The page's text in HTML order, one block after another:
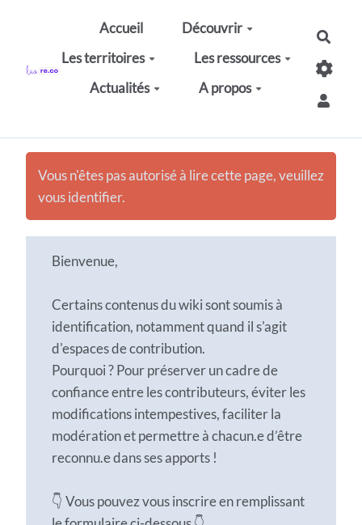
Aller au contenu principal
Accueil
Découvrir
Les territoires
Les ressources
Actualités
A propos
Vous n'êtes pas autorisé à lire cette page, veuillez
vous identifier.
Bienvenue,
Certains contenus du wiki sont soumis à
identification, notamment quand il s'agit
d'espaces de contribution.
Pourquoi ? Pour préserver un cadre de
confiance entre les contributeurs, éviter les
modifications intempestives, faciliter la
modération et permettre à chacun.e d’être
reconnu.e dans ses apports !
👇 Vous pouvez vous inscrire en remplissant